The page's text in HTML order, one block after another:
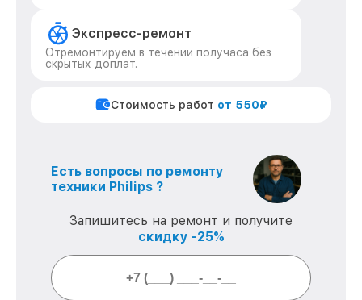
Экспресс-ремонт
Отремонтируем в течении получаса без
скрытых доплат.
Стоимость работ от 550₽
Есть вопросы по ремонту
техники Philips ?
Запишитесь на ремонт и получите
скидку -25%